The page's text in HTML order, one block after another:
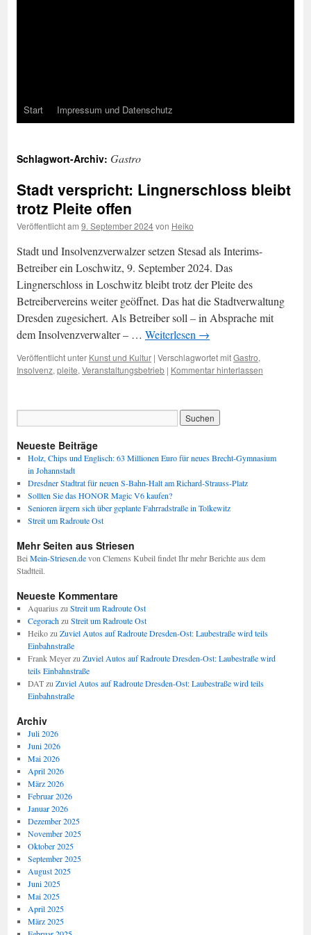
Start Impressum und Datenschutz
Schlagwort-Archiv: Gastro
Stadt verspricht: Lingnerschloss bleibt
trotz Pleite offen
Veröffentlicht am 9. September 2024von Heiko
Stadt und Insolvenzverwalzer setzen Stesad als Interims-
Betreiber ein Loschwitz, 9. September 2024. Das
Lingnerschloss in Loschwitz bleibt trotz der Pleite des
Betreibervereins weiter geöffnet. Das hat die Stadtverwaltung
Dresden zugesichert. Als Betreiber soll – in Absprache mit
dem Insolvenzverwalter – … Weiterlesen →
Veröffentlicht unter Kunst und Kultur | Verschlagwortet mitGastro,
Insolvenz, pleite, Veranstaltungsbetrieb | Kommentar hinterlassen
Neueste Beiträge
Holz, Chips und Englisch: 63 Millionen Euro für neues Brecht-Gymnasium
in Johannstadt
Dresdner Stadtrat für neuen S-Bahn-Halt am Richard-Strauss-Platz
Sollten Sie das HONOR Magic V6 kaufen?
Senioren ärgern sich über geplante Fahrradstraße in Tolkewitz
Streit um Radroute Ost
Mehr Seiten aus Striesen
Bei Mein-Striesen.devon Clemens Kubeil findet Ihr mehr Berichte aus dem
Stadtteil.
Neueste Kommentare
Aquarius zu Streit um Radroute Ost
Cegorachzu Streit um Radroute Ost
Heikozu Zuviel Autos auf Radroute Dresden-Ost: Laubestraße wird teils
Einbahnstraße
Frank Meyerzu Zuviel Autos auf Radroute Dresden-Ost: Laubestraße wird
teils Einbahnstraße
DATzu Zuviel Autos auf Radroute Dresden-Ost: Laubestraße wird teils
Einbahnstraße
Archiv
Juli 2026
Juni 2026
Mai 2026
April 2026
März 2026
Februar 2026
Januar 2026
Dezember 2025
November 2025
Oktober 2025
September 2025
August 2025
Juni 2025
Mai 2025
April 2025
März 2025